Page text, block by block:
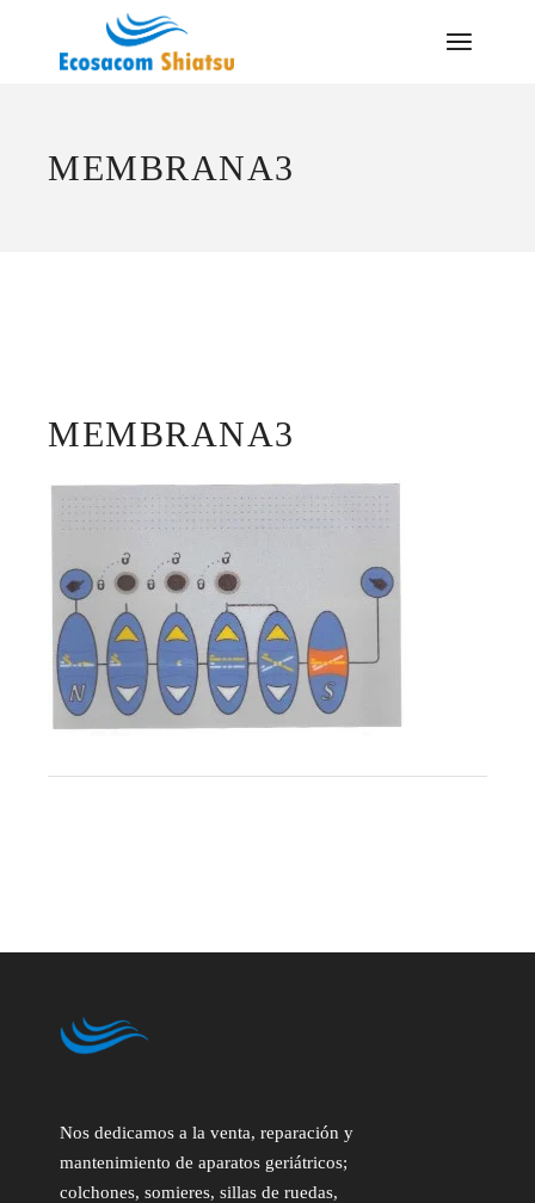
MEMBRANA3
MEMBRANA3
Nos dedicamos a la venta, reparación y
mantenimiento de aparatos geriátricos;
colchones, somieres, sillas de ruedas,